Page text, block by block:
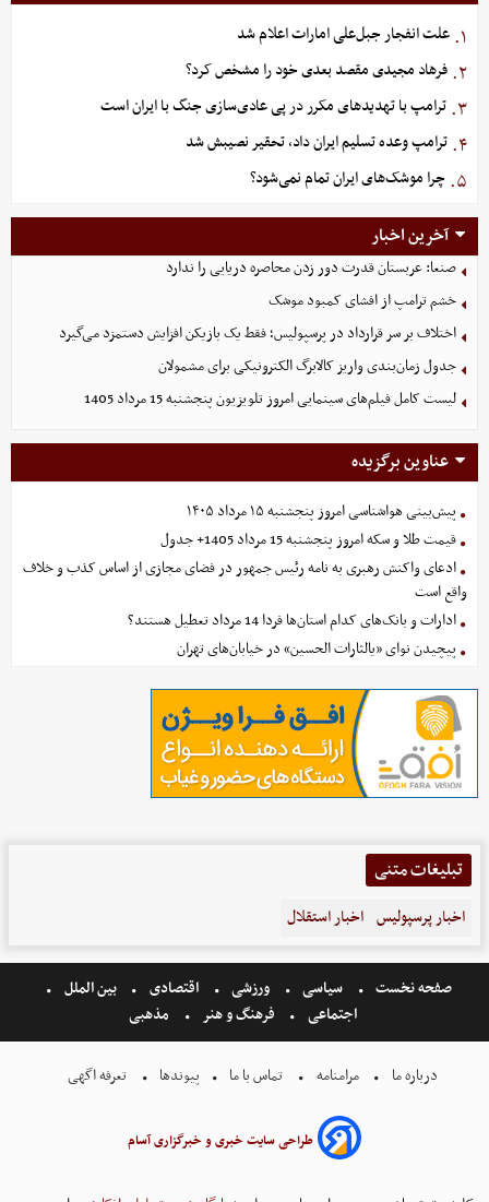
۱. علت انفجار جبل‌علی امارات اعلام شد
۲. فرهاد مجیدی مقصد بعدی خود را مشخص کرد؟
۳. ترامپ با تهدیدهای مکرر در پی عادی‌سازی جنگ با ایران است
۴. ترامپ وعده تسلیم ایران داد، تحقیر نصیبش شد
۵. چرا موشک‌های ایران تمام نمی‌شود؟
آخرین اخبار
صنعا: عربستان قدرت دور زدن محاصره دریایی را ندارد
خشم ترامپ از افشای کمبود موشک
اختلاف بر سر قرارداد در پرسپولیس؛ فقط یک بازیکن افزایش دستمزد می‌گیرد
جدول زمان‌بندی واریز کالابرگ الکترونیکی برای مشمولان
لیست کامل فیلم‌های سینمایی امروز تلویزیون پنجشنبه 15 مرداد 1405
عناوین برگزیده
پیش‌بینی هواشناسی امروز پنجشنبه ۱۵ مرداد ۱۴۰۵
قیمت طلا و سکه امروز پنجشنبه 15 مرداد 1405+ جدول
ادعای واکنش رهبری به نامه رئیس جمهور در فضای مجازی از اساس کذب و خلاف
واقع است
ادارات و بانک‌های کدام استان‌ها فردا 14 مرداد تعطیل هستند؟
پیچیدن نوای «یالثارات الحسین» در خیابان‌های تهران
تبلیغات متنی
اخبار پرسپولیس اخبار استقلال
صفحه نخست سیاسی ورزشی اقتصادی
بین الملل
اجتماعی
فرهنگ و هنر مذهبی
درباره ما مرامنامه تماس با ما پیوندها تعرفه اگهی
طراحی سایت خبری و خبرگزاری آسام